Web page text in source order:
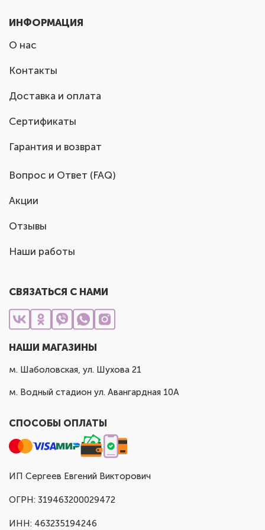
ИНФОРМАЦИЯ
О нас
Контакты
Доставка и оплата
Сертификаты
Гарантия и возврат
Вопрос и Ответ (FAQ)
Акции
Отзывы
Наши работы
СВЯЗАТЬСЯ С НАМИ
НАШИ МАГАЗИНЫ
м. Шаболовская, ул. Шухова 21
м. Водный стадион ул. Авангардная 10А
СПОСОБЫ ОПЛАТЫ
ИП Сергеев Евгений Викторович
ОГРН: 319463200029472
ИНН: 463235194246